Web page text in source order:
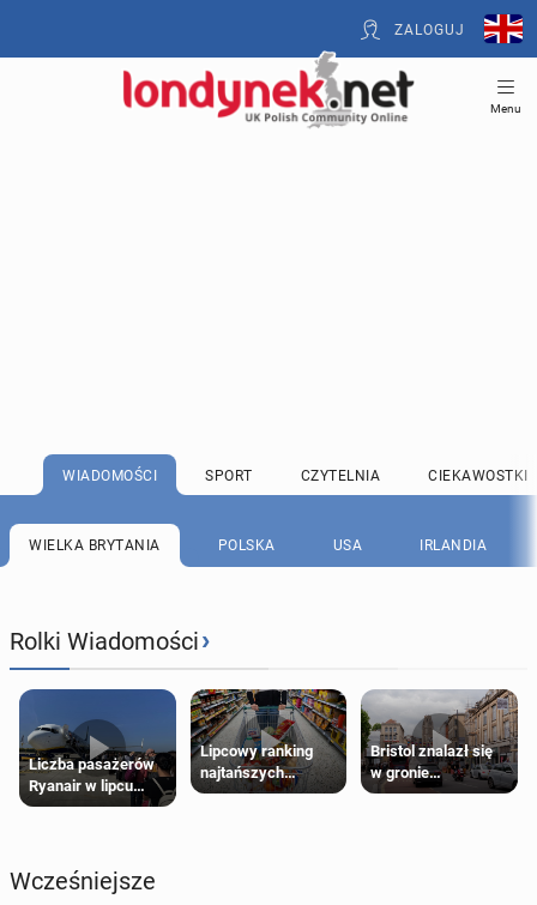
ZALOGUJ
Menu
WIADOMOŚCI SPORT CZYTELNIA CIEKAWOSTKI
WIELKA BRYTANIA POLSKA USA IRLANDIA
Rolki Wiadomości›
Liczba pasażerów
Ryanair w lipcu
pobiła rekord
Lipcowy ranking
najtańszych
supermarketów
Bristol znalazł się
w gronie
najlepszych
Wcześniejsze